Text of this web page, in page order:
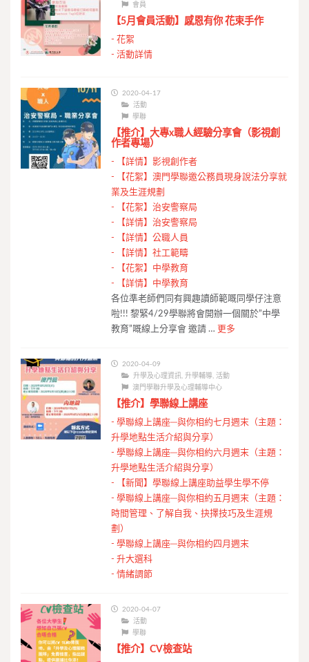
會員
【5月會員活動】感恩有你 花束手作
- 花絮
- 活動詳情
2020-04-17
活動
學聯
【推介】大專x職人經驗分享會（影視創
作者專場）
-
【詳情】影視創作者
-
【花絮】澳門學聯邀公務員現身說法分享就
業及生涯規劃
-
【花絮】治安警察局
-
【詳情】治安警察局
-
【詳情】公職人員
-
【詳情】社工範疇
-
【花絮】中學教育
-
【詳情】中學教育
各位準老師們同有興趣讀師範嘅同學仔注意
啦!!! 黎緊4/29學聯將會開辦一個關於”中學
教育”嘅線上分享會 邀請 … 更多
2020-04-09
升學及心理資訊,升學輔導 ,活動
澳門學聯升學及心理輔導中心
【推介】學聯線上講座
- 學聯線上講座─與你相約七月週末（主題：
升學地點生活介紹與分享）
- 學聯線上講座─與你相約六月週末（主題：
升學地點生活介紹與分享）
-
【新聞】學聯線上講座助益學生學不停
- 學聯線上講座─與你相約五月週末（主題：
時間管理、了解自我、抉擇技巧及生涯規
劃）
- 學聯線上講座─與你相約四月週末
- 升大選科
- 情緒調節
2020-04-07
活動
學聯
【推介】CV檢查站